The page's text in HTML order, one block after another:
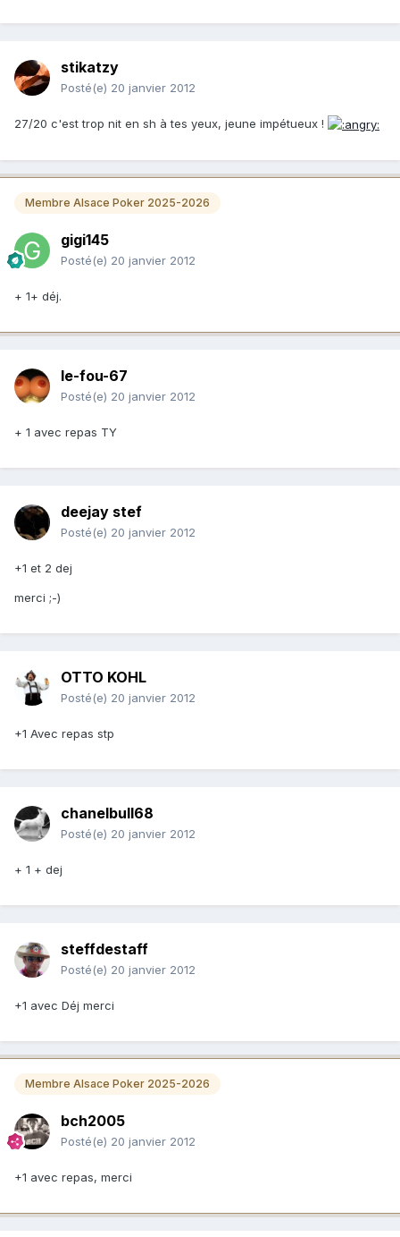
stikatzy
Posté(e) 20 janvier 2012
27/20 c'est trop nit en sh à tes yeux, jeune impétueux !
Membre Alsace Poker 2025-2026
gigi145
Posté(e) 20 janvier 2012
+ 1+ déj.
le-fou-67
Posté(e) 20 janvier 2012
+ 1 avec repas TY
deejay stef
Posté(e) 20 janvier 2012
+1 et 2 dej
merci ;-)
OTTO KOHL
Posté(e) 20 janvier 2012
+1 Avec repas stp
chanelbull68
Posté(e) 20 janvier 2012
+ 1 + dej
steffdestaff
Posté(e) 20 janvier 2012
+1 avec Déj merci
Membre Alsace Poker 2025-2026
bch2005
Posté(e) 20 janvier 2012
+1 avec repas, merci